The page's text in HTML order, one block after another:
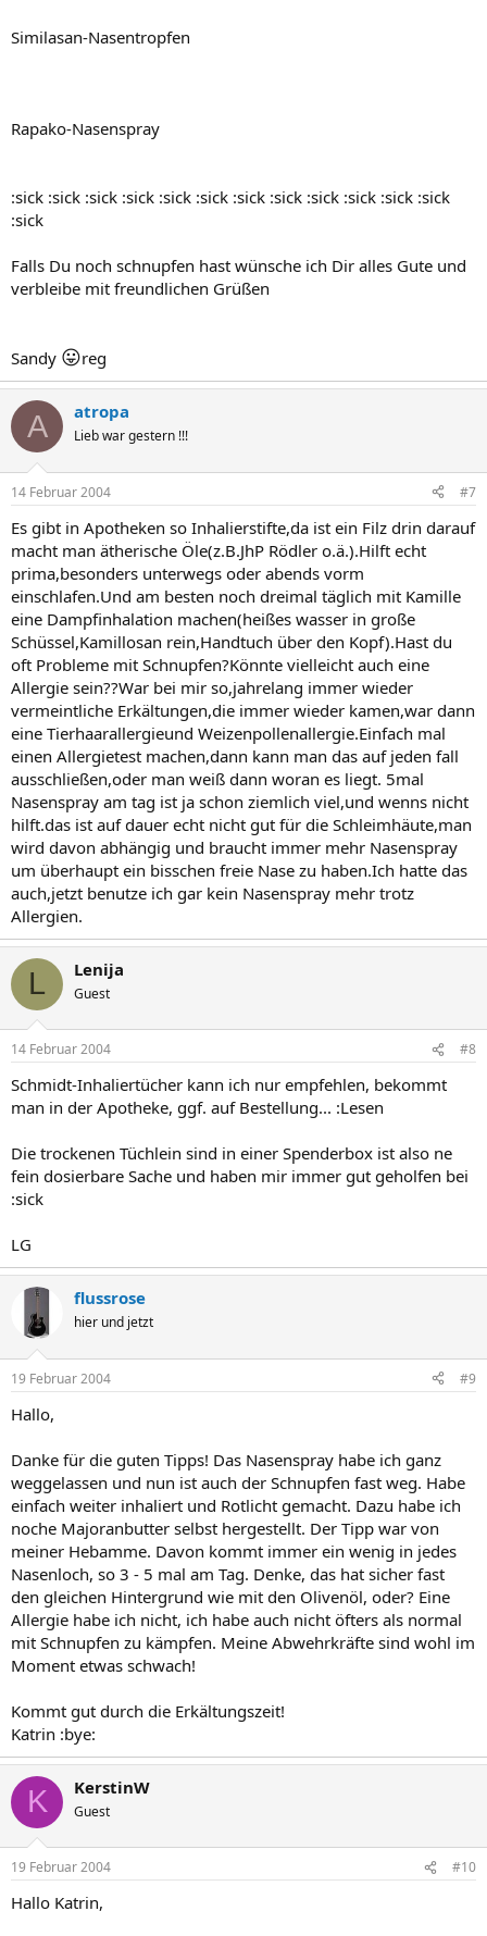
Similasan-Nasentropfen
Rapako-Nasenspray
:sick :sick :sick :sick :sick :sick :sick :sick :sick :sick :sick :sick
:sick
Falls Du noch schnupfen hast wünsche ich Dir alles Gute und
verbleibe mit freundlichen Grüßen
Sandy 😛reg
A atropa
Lieb war gestern !!!
14 Februar 2004 #7
Es gibt in Apotheken so Inhalierstifte,da ist ein Filz drin darauf
macht man ätherische Öle(z.B.JhP Rödler o.ä.).Hilft echt
prima,besonders unterwegs oder abends vorm
einschlafen.Und am besten noch dreimal täglich mit Kamille
eine Dampfinhalation machen(heißes wasser in große
Schüssel,Kamillosan rein,Handtuch über den Kopf).Hast du
oft Probleme mit Schnupfen?Könnte vielleicht auch eine
Allergie sein??War bei mir so,jahrelang immer wieder
vermeintliche Erkältungen,die immer wieder kamen,war dann
eine Tierhaarallergieund Weizenpollenallergie.Einfach mal
einen Allergietest machen,dann kann man das auf jeden fall
ausschließen,oder man weiß dann woran es liegt. 5mal
Nasenspray am tag ist ja schon ziemlich viel,und wenns nicht
hilft.das ist auf dauer echt nicht gut für die Schleimhäute,man
wird davon abhängig und braucht immer mehr Nasenspray
um überhaupt ein bisschen freie Nase zu haben.Ich hatte das
auch,jetzt benutze ich gar kein Nasenspray mehr trotz
Allergien.
L Lenija
Guest
14 Februar 2004 #8
Schmidt-Inhaliertücher kann ich nur empfehlen, bekommt
man in der Apotheke, ggf. auf Bestellung... :Lesen
Die trockenen Tüchlein sind in einer Spenderbox ist also ne
fein dosierbare Sache und haben mir immer gut geholfen bei
:sick
LG
flussrose
hier und jetzt
19 Februar 2004 #9
Hallo,
Danke für die guten Tipps! Das Nasenspray habe ich ganz
weggelassen und nun ist auch der Schnupfen fast weg. Habe
einfach weiter inhaliert und Rotlicht gemacht. Dazu habe ich
noche Majoranbutter selbst hergestellt. Der Tipp war von
meiner Hebamme. Davon kommt immer ein wenig in jedes
Nasenloch, so 3 - 5 mal am Tag. Denke, das hat sicher fast
den gleichen Hintergrund wie mit den Olivenöl, oder? Eine
Allergie habe ich nicht, ich habe auch nicht öfters als normal
mit Schnupfen zu kämpfen. Meine Abwehrkräfte sind wohl im
Moment etwas schwach!
Kommt gut durch die Erkältungszeit!
Katrin :bye:
K KerstinW
Guest
19 Februar 2004 #10
Hallo Katrin,